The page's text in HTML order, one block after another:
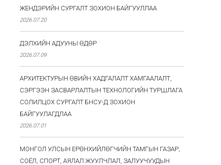
ЖЕНДЭРИЙН СУРГАЛТ ЗОХИОН БАЙГУУЛЛАА
2026.07.20
ДЭЛХИЙН АДУУНЫ ӨДӨР
2026.07.09
АРХИТЕКТУРЫН ӨВИЙН ХАДГАЛАЛТ ХАМГААЛАЛТ,
СЭРГЭЭН ЗАСВАРЛАЛТЫН ТЕХНОЛОГИЙН ТУРШЛАГА
СОЛИЛЦОХ СУРГАЛТ БНСУ-Д ЗОХИОН
БАЙГУУЛАГДЛАА
2026.07.01
МОНГОЛ УЛСЫН ЕРӨНХИЙЛӨГЧИЙН ТАМГЫН ГАЗАР,
СОЁЛ, СПОРТ, АЯЛАЛ ЖУУЛЧЛАЛ, ЗАЛУУЧУУДЫН